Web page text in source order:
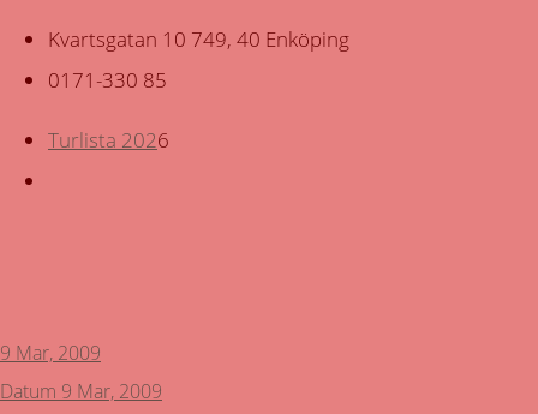
Kvartsgatan 10 749, 40 Enköping
0171-330 85
Turlista 2026
9 Mar, 2009
Datum 9 Mar, 2009